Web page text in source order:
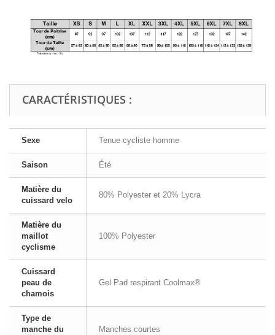
CARACTÉRISTIQUES :
Sexe Tenue cycliste homme
Saison Été
Matière du
cuissard velo
80% Polyester et 20% Lycra
Matière du
maillot
cyclisme
100% Polyester
Cuissard
peau de
chamois
Gel Pad respirant Coolmax®
Type de
manche du
Manches courtes